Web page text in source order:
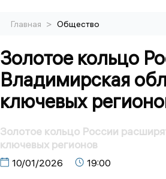
Главная > Общество
Золотое кольцо
Владимирская
ключевых
Золотое кольцо России
ключевых регионов
10/01/2026 19:00